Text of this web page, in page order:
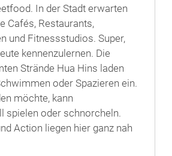
In der Stadt erwarten
Cafés, Restaurants,
und Fitnessstudios. Super,
kennenzulernen. Die
Strände Hua Hins laden
oder Spazieren ein.
möchte, kann
spielen oder schnorcheln.
Action liegen hier ganz nah